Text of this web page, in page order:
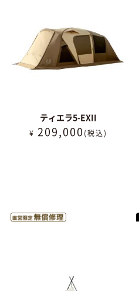
ティエラ5-EXII
¥ 209,000 (税込)